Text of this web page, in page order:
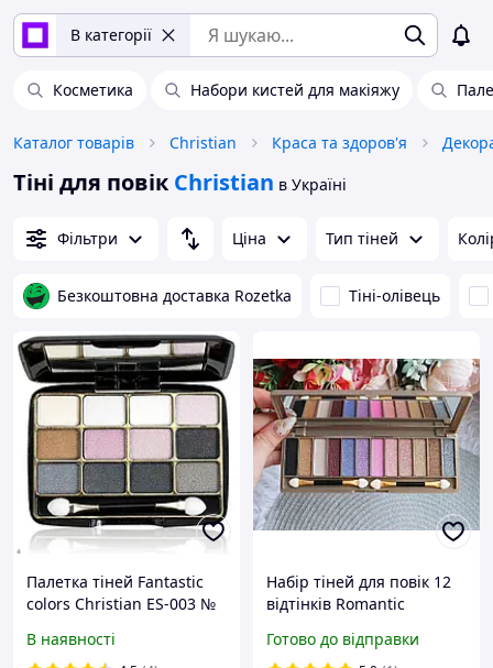
В категорії
Косметика Набори кистей для макіяжу
Каталог товарів Christian Краса та здоров'я
Тіні для повік Christian в Україні
Фільтри Ціна Тип тіней
Безкоштовна доставка Rozetka Тіні-олівець
Палетка тіней Fantastic
colors Christian ES-003 №
В наявності
Набір тіней для повік 12
відтінків Romantic
Готово до відправки